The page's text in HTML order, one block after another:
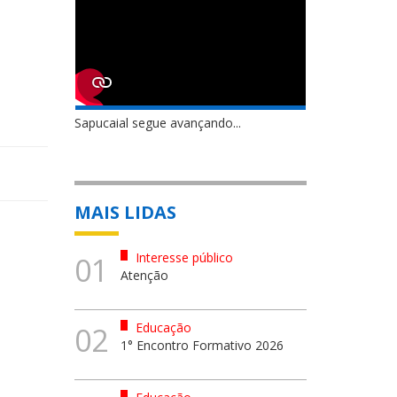
Sapucaial segue avançando...
MAIS LIDAS
01
Interesse público
Atenção
02
Educação
1° Encontro Formativo 2026